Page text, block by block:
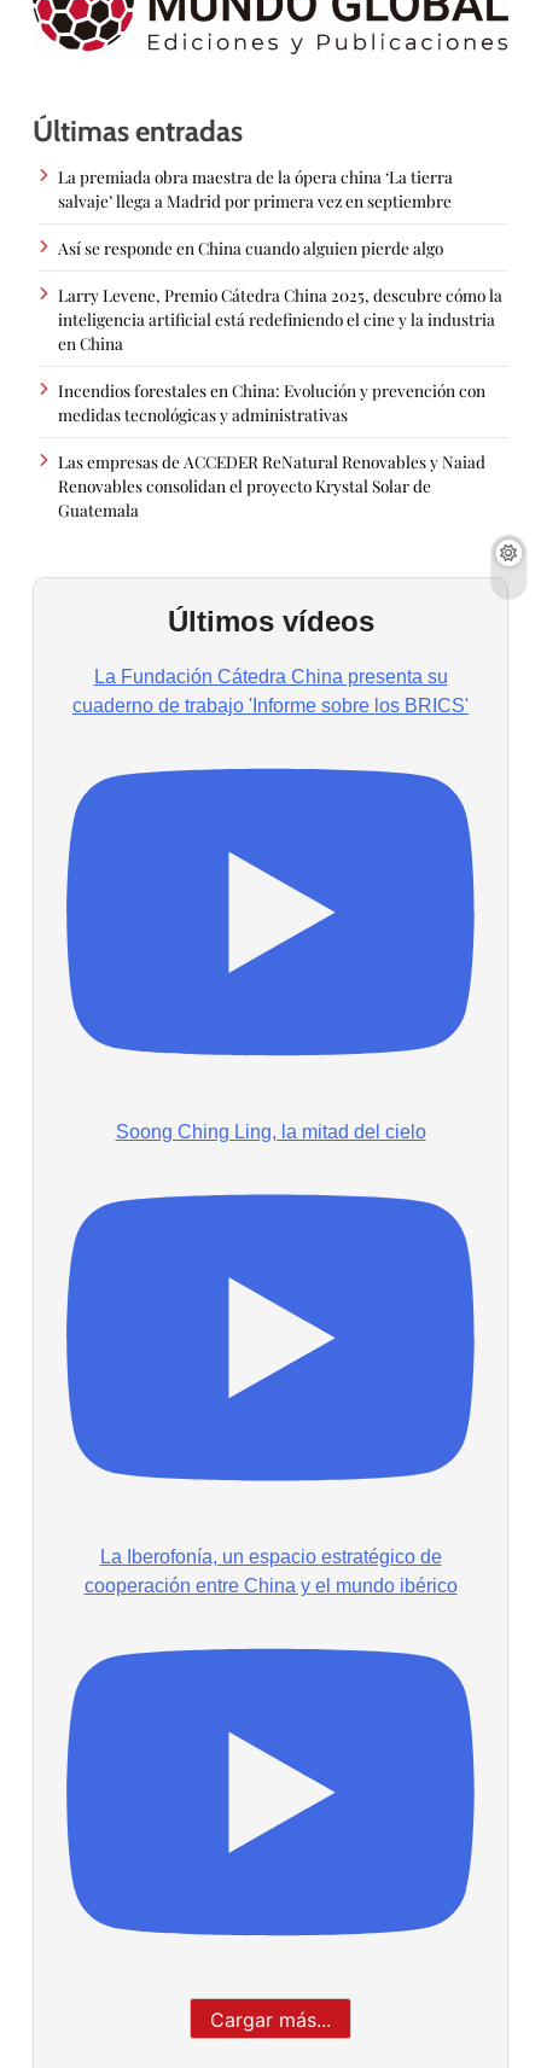
Últimas entradas
La premiada obra maestra de la ópera china ‘La tierra
salvaje’ llega a Madrid por primera vez en septiembre
Así se responde en China cuando alguien pierde algo
Larry Levene, Premio Cátedra China 2025, descubre cómo la
inteligencia artificial está redefiniendo el cine y la industria
en China
Incendios forestales en China: Evolución y prevención con
medidas tecnológicas y administrativas
Las empresas de ACCEDER ReNatural Renovables y Naiad
Renovables consolidan el proyecto Krystal Solar de
Guatemala
Últimos vídeos
La Fundación Cátedra China presenta su
cuaderno de trabajo 'Informe sobre los BRICS'
Soong Ching Ling, la mitad del cielo
La Iberofonía, un espacio estratégico de
cooperación entre China y el mundo ibérico
Cargar más...